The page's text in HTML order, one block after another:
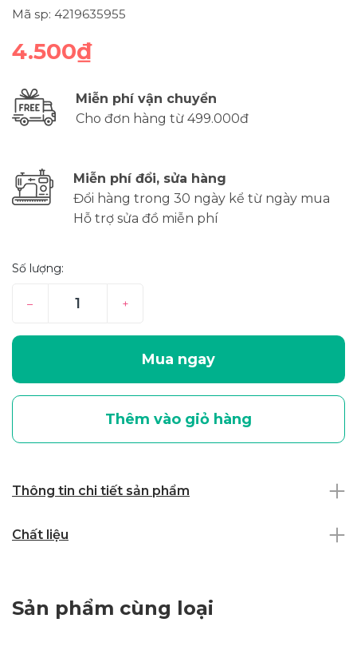
Mã sp: 4219635955
4.500₫
Miễn phí vận chuyển
Cho đơn hàng từ 499.000đ
Miễn phí đổi, sửa hàng
Đổi hàng trong 30 ngày kể từ ngày mua
Hỗ trợ sửa đồ miễn phí
Số lượng:
– +
Mua ngay
Thêm vào giỏ hàng
Thông tin chi tiết sản phẩm
Chất liệu
Sản phẩm cùng loại